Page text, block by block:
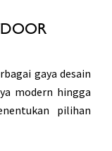
gaya desain
modern hingga
pilihan